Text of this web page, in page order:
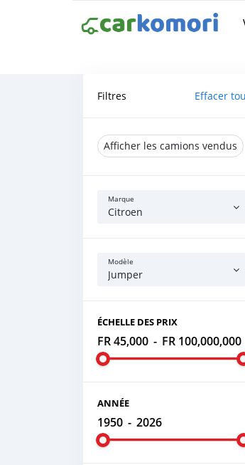
Filtres Effacer
Afficher les camions vendus
Marque
Citroen
Modèle
Jumper
ÉCHELLE DES PRIX
FR 45,000 - FR 100,000,000
ANNÉE
1950 - 2026